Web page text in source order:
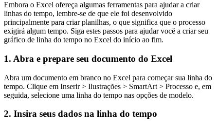
Embora o Excel ofereça algumas ferramentas para ajudar a criar
linhas do tempo, lembre-se de que ele foi desenvolvido
principalmente para criar planilhas, o que significa que o processo
exigirá algum tempo. Siga estes passos para ajudar você a criar seu
gráfico de linha do tempo no Excel do início ao fim.
1. Abra e prepare seu documento do Excel
Abra um documento em branco no Excel para começar sua linha do
tempo. Clique em Inserir > Ilustrações > SmartArt > Processo e, em
seguida, selecione uma linha do tempo nas opções de modelo.
2. Insira seus dados na linha do tempo